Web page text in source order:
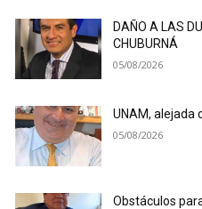
DAÑO A LAS
CHUBURNÁ
05/08/2026
UNAM, alejada
05/08/2026
Obstáculos